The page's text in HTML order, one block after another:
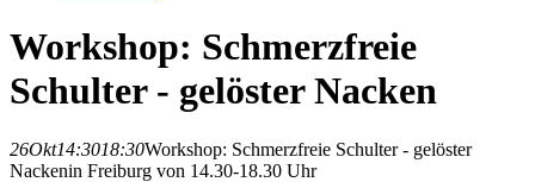
Workshop: Schmerzfreie
Schulter - gelöster Nacken
26Okt14:3018:30Workshop: Schmerzfreie Schulter - gelöster
Nackenin Freiburg von 14.30-18.30 Uhr